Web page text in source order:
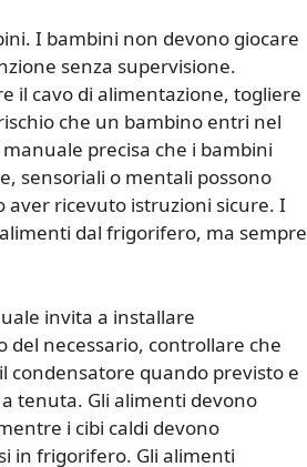
I bambini non devono giocare
senza supervisione.
il cavo di alimentazione, togliere
che un bambino entri nel
precisa che i bambini
sensoriali o mentali possono
aver ricevuto istruzioni sicure. I
dal frigorifero, ma sempre
invita a installare
del necessario, controllare che
condensatore quando previsto e
tenuta. Gli alimenti devono
i cibi caldi devono
in frigorifero. Gli alimenti